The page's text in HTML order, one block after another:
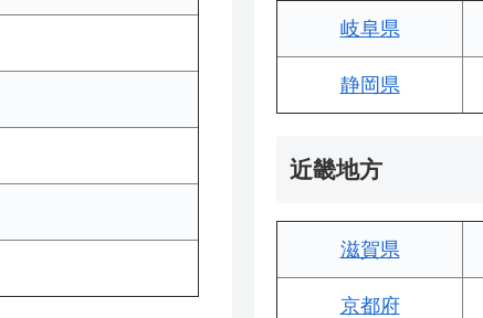
岐阜県
静岡県
近畿地方
滋賀県
京都府